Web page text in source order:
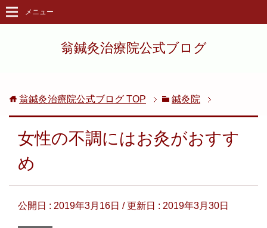
翁鍼灸治療院公式ブログ
メニュー
翁鍼灸治療院公式ブログ TOP 鍼灸院
女性の不調にはお灸がおすす
め
公開日 : 2019年3月16日 / 更新日 : 2019年3月30日